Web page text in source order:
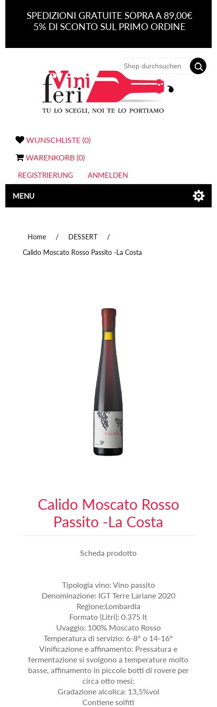
SPEDIZIONI GRATUITE SOPRA A 89,00€
5% DI SCONTO SUL PRIMO ORDINE
WUNSCHLISTE (0)
WARENKORB (0)
REGISTRIERUNG ANMELDEN
MENU
Home / DESSERT
/
Calido Moscato Rosso Passito -La Costa
Calido Moscato Rosso
Passito -La Costa
Scheda prodotto
Tipologia vino: Vino passito
Denominazione: IGT Terre Lariane 2020
Regione:Lombardia
Formato (Litri): 0.375 lt
Uvaggio: 100% Moscato Rosso
Temperatura di servizio: 6-8° o 14-16°
Vinificazione e affinamento: Pressatura e
fermentazione si svolgono a temperature molto
basse, affinamento in piccole botti di rovere per
circa otto mesi;
Gradazione alcolica: 13,5%vol
Contiene solfiti